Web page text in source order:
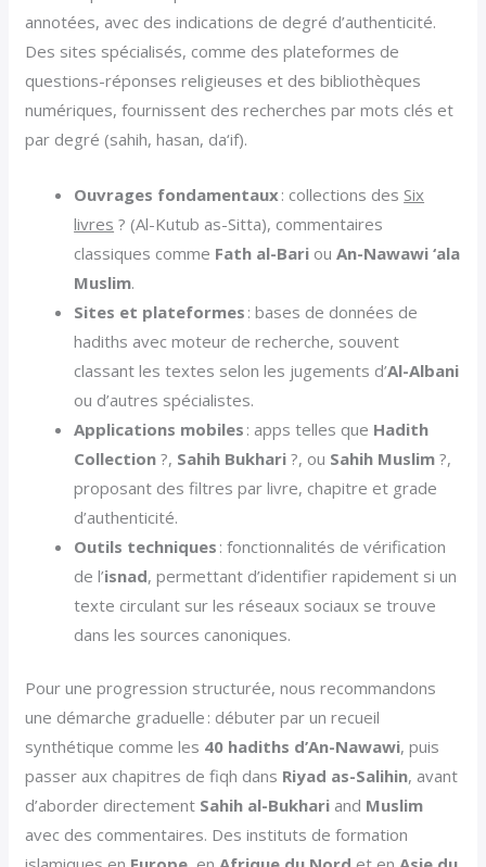
annotées, avec des indications de degré d’authenticité.
Des sites spécialisés, comme des plateformes de
questions-réponses religieuses et des bibliothèques
numériques, fournissent des recherches par mots clés et
par degré (sahih, hasan, da‘if).
Ouvrages fondamentaux : collections des Six
livres ? (Al-Kutub as-Sitta), commentaires
classiques comme Fath al-Bari ouAn-Nawawi ‘ala
Muslim.
Sites et plateformes : bases de données de
hadiths avec moteur de recherche, souvent
classant les textes selon les jugements d’Al-Albani
ou d’autres spécialistes.
Applications mobiles : apps telles que Hadith
Collection ?, Sahih Bukhari ?, ou Sahih Muslim ?,
proposant des filtres par livre, chapitre et grade
d’authenticité.
Outils techniques : fonctionnalités de vérification
de l’isnad, permettant d’identifier rapidement si un
texte circulant sur les réseaux sociaux se trouve
dans les sources canoniques.
Pour une progression structurée, nous recommandons
une démarche graduelle : débuter par un recueil
synthétique comme les 40 hadiths d’An-Nawawi, puis
passer aux chapitres de fiqh dans Riyad as-Salihin, avant
d’aborder directement Sahih al-Bukhari and Muslim
avec des commentaires. Des instituts de formation